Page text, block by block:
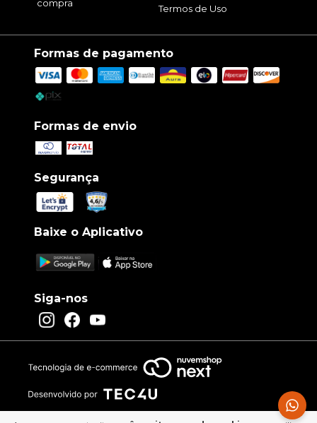
compra
Termos de Uso
Formas de pagamento
Formas de envio
Segurança
Baixe o Aplicativo
Siga-nos